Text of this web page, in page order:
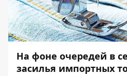
На фоне очередей в
засилья импортных